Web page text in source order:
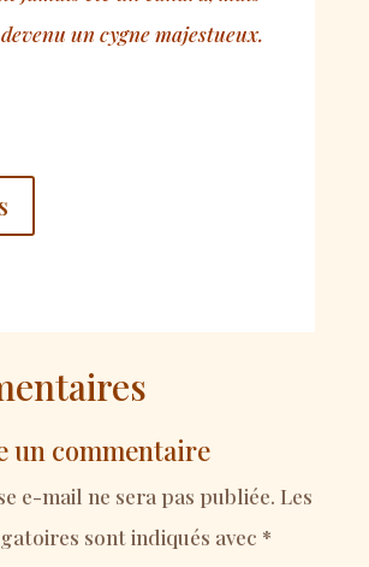
un cygne majestueux.
un commentaire
e-mail ne sera pas publiée. Les
sont indiqués avec *